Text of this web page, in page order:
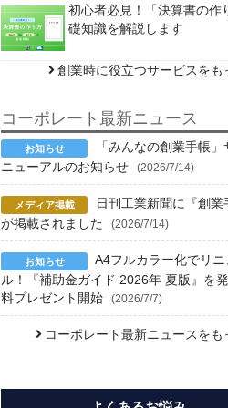
初心者必見！「決算書の作
礎知識を解説します
創業時に役立つサービスをも
コーポレート最新ニュース
「みんなの創業手帳」
ニューアルのお知らせ
(2026/7/14)
日刊工業新聞に『創業
が掲載されました
(2026/7/14)
A4フルカラー化でリニ
ル！『補助金ガイド 2026年 夏版』を
料プレゼント開始
(2026/7/7)
コーポレート最新ニュースをも